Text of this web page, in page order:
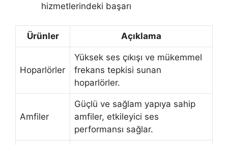
hizmetlerindeki başarı
Ürünler Açıklama
Hoparlörler
Yüksek ses çıkışı ve mükemmel
frekans tepkisi sunan
hoparlörler.
Amfiler
Güçlü ve sağlam yapıya sahip
amfiler, etkileyici ses
performansı sağlar.